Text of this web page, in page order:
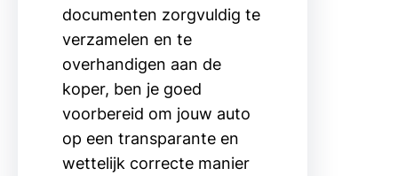
documenten zorgvuldig te
verzamelen en te
overhandigen aan de
koper, ben je goed
voorbereid om jouw auto
op een transparante en
wettelijk correcte manier